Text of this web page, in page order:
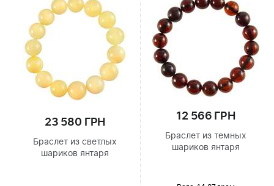
23 580 ГРН
Браслет из светлых
шариков янтаря
12 566 ГРН
Браслет из темных
шариков янтаря